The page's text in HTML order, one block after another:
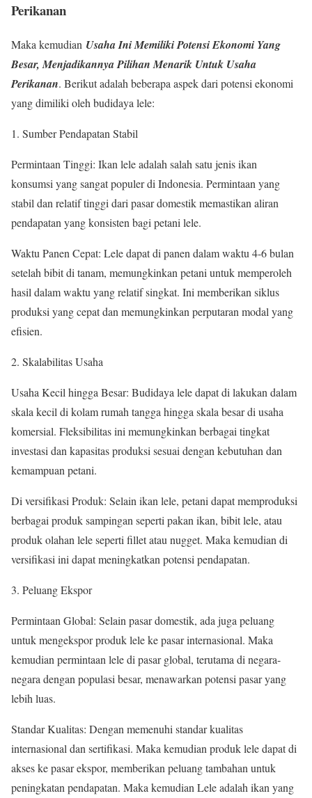
Perikanan
Maka kemudian Usaha Ini Memiliki Potensi Ekonomi Yang
Besar, Menjadikannya Pilihan Menarik Untuk Usaha
Perikanan. Berikut adalah beberapa aspek dari potensi ekonomi
yang dimiliki oleh budidaya lele:
Sumber Pendapatan Stabil
Permintaan Tinggi: Ikan lele adalah salah satu jenis ikan
konsumsi yang sangat populer di Indonesia. Permintaan yang
stabil dan relatif tinggi dari pasar domestik memastikan aliran
pendapatan yang konsisten bagi petani lele.
Waktu Panen Cepat: Lele dapat di panen dalam waktu 4-6 bulan
setelah bibit di tanam, memungkinkan petani untuk memperoleh
hasil dalam waktu yang relatif singkat. Ini memberikan siklus
produksi yang cepat dan memungkinkan perputaran modal yang
efisien.
Skalabilitas Usaha
Usaha Kecil hingga Besar: Budidaya lele dapat di lakukan dalam
skala kecil di kolam rumah tangga hingga skala besar di usaha
komersial. Fleksibilitas ini memungkinkan berbagai tingkat
investasi dan kapasitas produksi sesuai dengan kebutuhan dan
kemampuan petani.
Di versifikasi Produk: Selain ikan lele, petani dapat memproduksi
berbagai produk sampingan seperti pakan ikan, bibit lele, atau
produk olahan lele seperti fillet atau nugget. Maka kemudian di
versifikasi ini dapat meningkatkan potensi pendapatan.
Peluang Ekspor
Permintaan Global: Selain pasar domestik, ada juga peluang
untuk mengekspor produk lele ke pasar internasional. Maka
kemudian permintaan lele di pasar global, terutama di negara-
negara dengan populasi besar, menawarkan potensi pasar yang
lebih luas.
Standar Kualitas: Dengan memenuhi standar kualitas
internasional dan sertifikasi. Maka kemudian produk lele dapat di
akses ke pasar ekspor, memberikan peluang tambahan untuk
peningkatan pendapatan. Maka kemudian Lele adalah ikan yang